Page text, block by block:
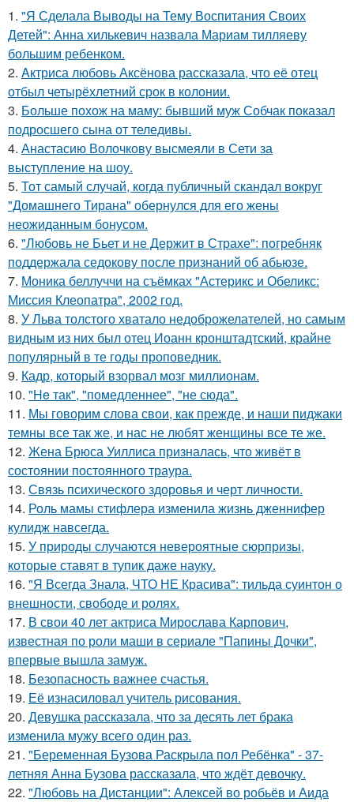
1. "Я Сделала Выводы на Тему Воспитания Своих
Детей": Анна хилькевич назвала Мариам тилляеву
большим ребенком.
2. Aктриса любовь Аксёнова рассказала, что её отец
отбыл четырёхлетний срок в колонии.
3. Больше похож на маму: бывший муж Собчак показал
подросшего сына от теледивы.
4. Анастасию Волочкову высмеяли в Сети за
выступление на шоу.
5. Тот самый случай, когда публичный скандал вокруг
"Домашнего Тирана" обернулся для его жены
неожиданным бонусом.
6. "Любовь не Бьет и не Держит в Страхе": погребняк
поддержала седокову после признаний об абьюзе.
7. Моника беллуччи на съёмках "Астерикс и Обеликс:
Миссия Клеопатра", 2002 год.
8. У Льва толстого хватало недоброжелателей, но самым
видным из них был отец Иоанн кронштадтский, крайне
популярный в те годы проповедник.
9. Кадр, который взорвал мозг миллионам.
10. "He так", "помедленнее", "не сюда".
11. Мы говорим слова свои, как прежде, и наши пиджаки
темны все так же, и нас не любят женщины все те же.
12. Жена Брюса Уиллиса призналась, что живёт в
состоянии постоянного траура.
13. Связь психического здоровья и черт личности.
14. Роль мамы стифлера изменила жизнь дженнифер
кулидж навсегда.
15. У природы случаются невероятные сюрпризы,
которые ставят в тупик даже науку.
16. "Я Всегда Знала, ЧТО НЕ Красива": тильда суинтон о
внешности, свободе и ролях.
17. В свои 40 лет актриса Мирослава Карпович,
известная по роли маши в сериале "Папины Дочки",
впервые вышла замуж.
18. Безопасность важнее счастья.
19. Её изнасиловал учитель рисования.
20. Девушка рассказала, что за десять лет брака
изменила мужу всего один раз.
21. "Беременная Бузова Раскрыла пол Ребёнка" - 37-
летняя Анна Бузова рассказала, что ждёт девочку.
22. "Любовь на Дистанции": Алексей во робьёв и Аида